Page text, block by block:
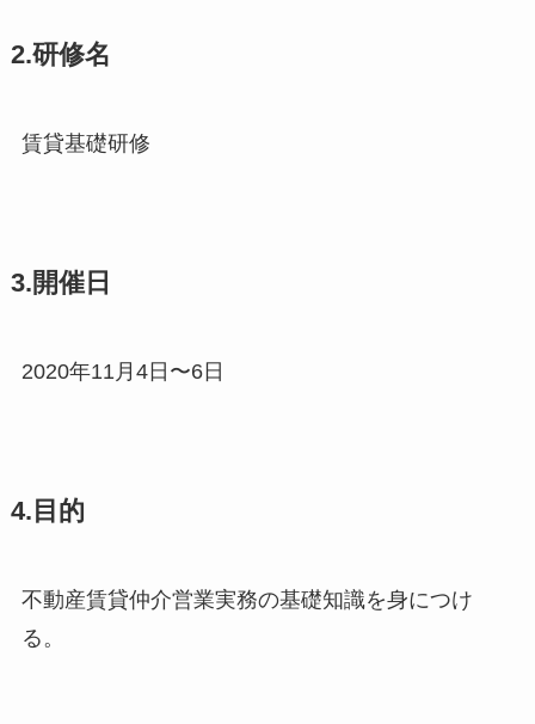
2.研修名
賃貸基礎研修
3.開催日
2020年11月4日〜6日
4.目的
不動産賃貸仲介営業実務の基礎知識を身につけ
る。